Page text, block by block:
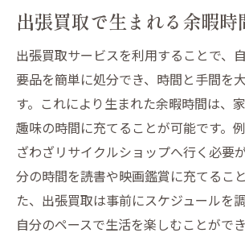
出張買取で生まれる余暇時
出張買取サービスを利用することで、
要品を簡単に処分でき、時間と手間を
す。これにより生まれた余暇時間は、
趣味の時間に充てることが可能です。
ざわざリサイクルショップへ行く必要
分の時間を読書や映画鑑賞に充てるこ
た、出張買取は事前にスケジュールを
自分のペースで生活を楽しむことがで